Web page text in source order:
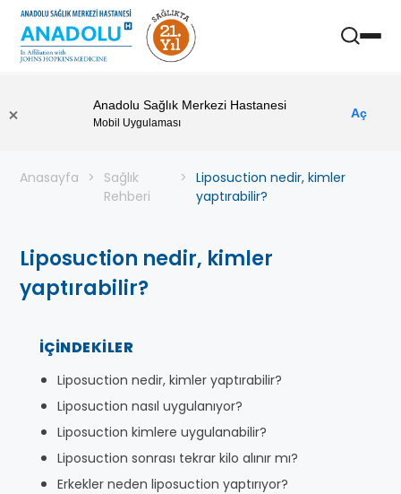
Anadolu Sağlık Merkezi Hastanesi
Mobil Uygulaması
Aç
Anasayfa
Sağlık
Rehberi
Liposuction nedir, kimler
yaptırabilir?
Liposuction nedir, kimler
yaptırabilir?
İÇINDEKILER
Liposuction nedir, kimler yaptırabilir?
Liposuction nasıl uygulanıyor?
Liposuction kimlere uygulanabilir?
Liposuction sonrası tekrar kilo alınır mı?
Erkekler neden liposuction yaptırıyor?